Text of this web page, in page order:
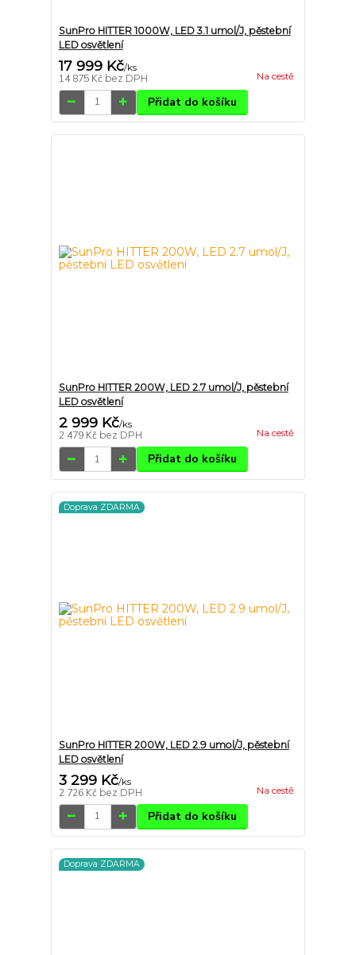
SunPro HITTER 1000W, LED 3.1 umol/J, pěstební
LED osvětlení
17 999 Kč/ks
14 875 Kč bez DPH Na cestě
Přidat do košíku
SunPro HITTER 200W, LED 2.7 umol/J, pěstební
LED osvětlení
2 999 Kč/ks
2 479 Kč bez DPH Na cestě
Přidat do košíku
Doprava ZDARMA
SunPro HITTER 200W, LED 2.9 umol/J, pěstební
LED osvětlení
3 299 Kč/ks
2 726 Kč bez DPH Na cestě
Přidat do košíku
Doprava ZDARMA